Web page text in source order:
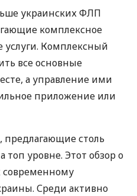
украинских ФЛП
комплексное
услуги. Комплексный
все основные
а управление ими
приложение или
столь
уровне. Этот обзор о
современному
Среди активно